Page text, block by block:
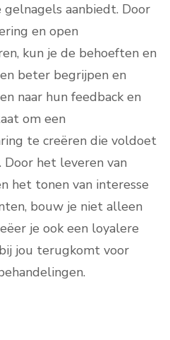
aanbiedt. Door
en open
kun je de behoeften en
beter begrijpen en
naar hun feedback en
om een
te creëren die voldoet
Door het leveren van
het tonen van interesse
bouw je niet alleen
je ook een loyalere
jou terugkomt voor